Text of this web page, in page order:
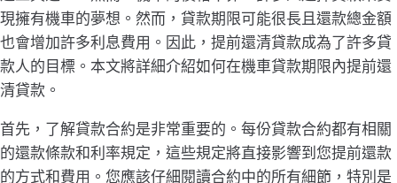
現擁有機車的夢想。然而，貸款期限可能很長且還款總金額
也會增加許多利息費用。因此，提前還清貸款成為了許多貸
款人的目標。本文將詳細介紹如何在機車貸款期限內提前還
清貸款。
首先，了解貸款合約是非常重要的。每份貸款合約都有相關
的還款條款和利率規定，這些規定將直接影響到您提前還款
的方式和費用。您應該仔細閱讀合約中的所有細節，特別是